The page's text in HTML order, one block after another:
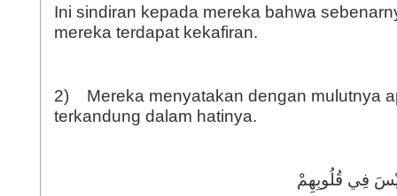
Ini sindiran kepada mereka bahwa
mereka terdapat kekafiran.
2) Mereka menyatakan dengan mulutnya
terkandung dalam hatinya.